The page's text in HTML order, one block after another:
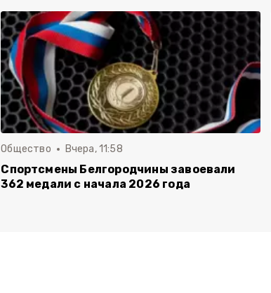
Общество Вчера, 11:58
Спортсмены Белгородчины завоевали
362 медали с начала 2026 года